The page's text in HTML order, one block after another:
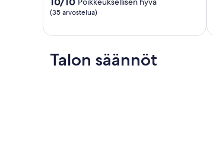
kautta
Poikkeuksellisen
(35
arvostelua)
(35 arvostelua)
Talon säännöt